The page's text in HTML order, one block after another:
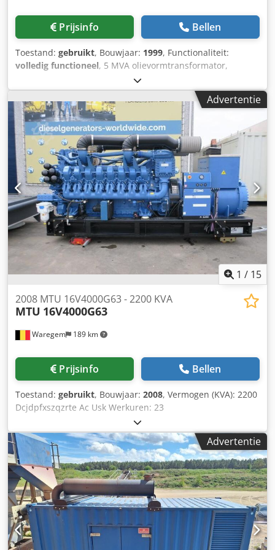
Prijsinfo Bellen
Toestand: gebruikt, Bouwjaar: 1999, Functionaliteit:
volledig functioneel, 5 MVA olievormtransformator,
fabrikant Schneider, bouwjaar 1999, 20 +- 5 % / 10 kV,
schakelgroep Yy0, was tot 07/2026 in gebruik; voorzien van
expansievat, Buchholz-relais, luchtontvochtiger en
wijzerthermometer. Dcjdpfxozr Ur Ae Ac Ujk
Advertentie
1 / 15
Waregem 189 km
2008 MTU 16V4000G63 - 2200 KVA
MTU 16V4000G63
Prijsinfo Bellen
Toestand: gebruikt, Bouwjaar: 2008, Vermogen (KVA): 2200
Dcjdpfxszqzrte Ac Usk Werkuren: 23
Advertentie